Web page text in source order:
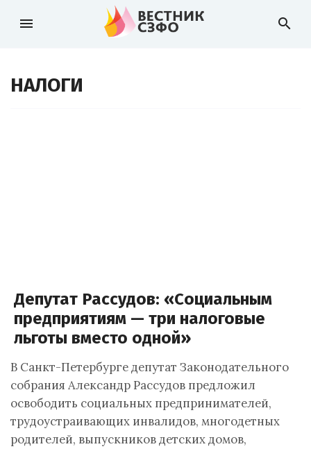
menu search
НАЛОГИ
Депутат Рассудов: «Социальным
предприятиям — три налоговые
льготы вместо одной»
В Санкт-Петербурге депутат Законодательного
собрания Александр Рассудов предложил
освободить социальных предпринимателей,
трудоустраивающих инвалидов, многодетных
родителей, выпускников детских домов,